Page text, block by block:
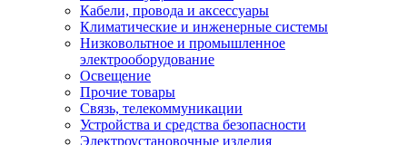
Кабели, провода и аксессуары
Климатические и инженерные системы
Низковольтное и промышленное
электрооборудование
Освещение
Прочие товары
Связь, телекоммуникации
Устройства и средства безопасности
Электроустановочные изделия